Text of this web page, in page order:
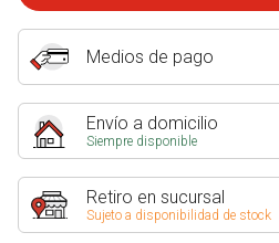
Medios de pago
Envío a domicilio
Siempre disponible
Retiro en sucursal
Sujeto a disponibilidad de stock